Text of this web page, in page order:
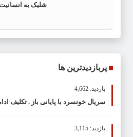
شلیک به
پربازدیدترین ها
بازدید: 4,662
سریال خونسرد با پایانی باز .
بازدید: 3,115